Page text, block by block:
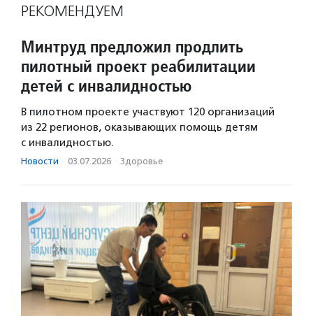
РЕКОМЕНДУЕМ
Минтруд предложил продлить
пилотный проект реабилитации
детей с инвалидностью
В пилотном проекте участвуют 120 организаций
из 22 регионов, оказывающих помощь детям
с инвалидностью.
Новости · 03.07.2026 · Здоровье